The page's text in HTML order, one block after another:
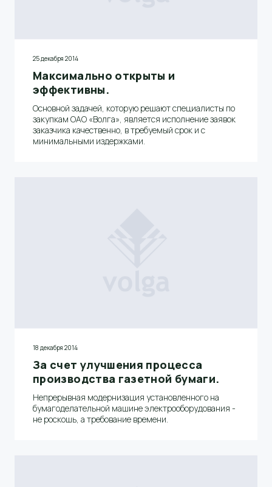
25 декабря 2014
Максимально открыты и
эффективны.
Основной задачей, которую решают специалисты по
закупкам ОАО «Волга», является исполнение заявок
заказчика качественно, в требуемый срок и с
минимальными издержками.
18 декабря 2014
За счет улучшения процесса
производства газетной бумаги.
Непрерывная модернизация установленного на
бумагоделательной машине электрооборудования -
не роскошь, а требование времени.